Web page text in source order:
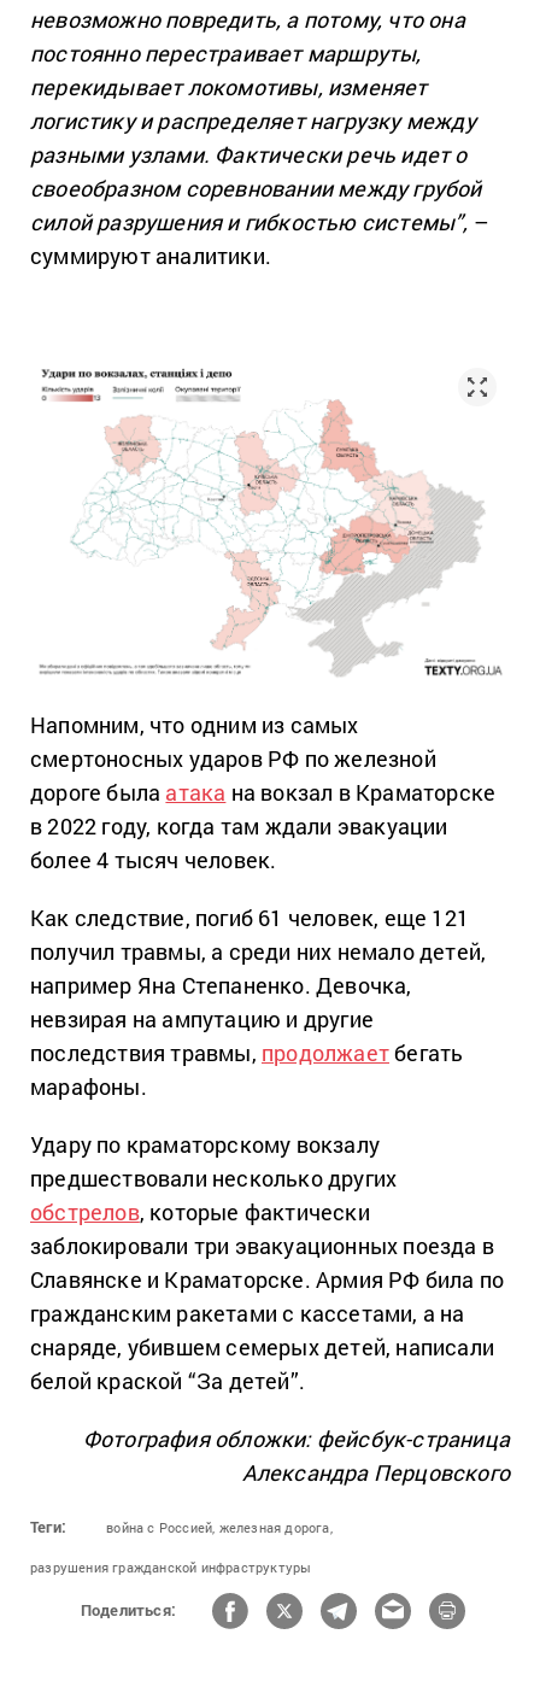
невозможно повредить, а потому, что она
постоянно перестраивает маршруты,
перекидывает локомотивы, изменяет
логистику и распределяет нагрузку между
разными узлами. Фактически речь идет о
своеобразном соревновании между грубой
силой разрушения и гибкостью системы”, –
суммируют аналитики.
Напомним, что одним из самых
смертоносных ударов РФ по железной
дороге была атака на вокзал в Краматорске
в 2022 году, когда там ждали эвакуации
более 4 тысяч человек.
Как следствие, погиб 61 человек, еще 121
получил травмы, а среди них немало детей,
например Яна Степаненко. Девочка,
невзирая на ампутацию и другие
последствия травмы, продолжаетбегать
марафоны.
Удару по краматорскому вокзалу
предшествовали несколько других
обстрелов, которые фактически
заблокировали три эвакуационных поезда в
Славянске и Краматорске. Армия РФ била по
гражданским ракетами с кассетами, а на
снаряде, убившем семерых детей, написали
белой краской “За детей”.
Фотография обложки: фейсбук-страница
Александра Перцовского
Теги: война с Россией, железная дорога,
разрушения гражданской инфраструктуры
Поделиться: